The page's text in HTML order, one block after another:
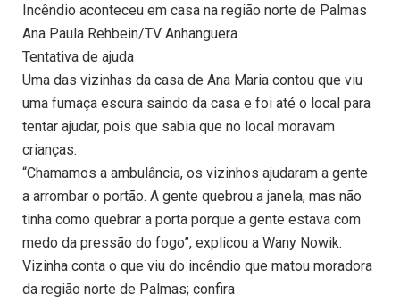
Incêndio aconteceu em casa na região norte de Palmas
Ana Paula Rehbein/TV Anhanguera
Tentativa de ajuda
Uma das vizinhas da casa de Ana Maria contou que viu
uma fumaça escura saindo da casa e foi até o local para
tentar ajudar, pois que sabia que no local moravam
crianças.
“Chamamos a ambulância, os vizinhos ajudaram a gente
a arrombar o portão. A gente quebrou a janela, mas não
tinha como quebrar a porta porque a gente estava com
medo da pressão do fogo”, explicou a Wany Nowik.
Vizinha conta o que viu do incêndio que matou moradora
da região norte de Palmas; confira